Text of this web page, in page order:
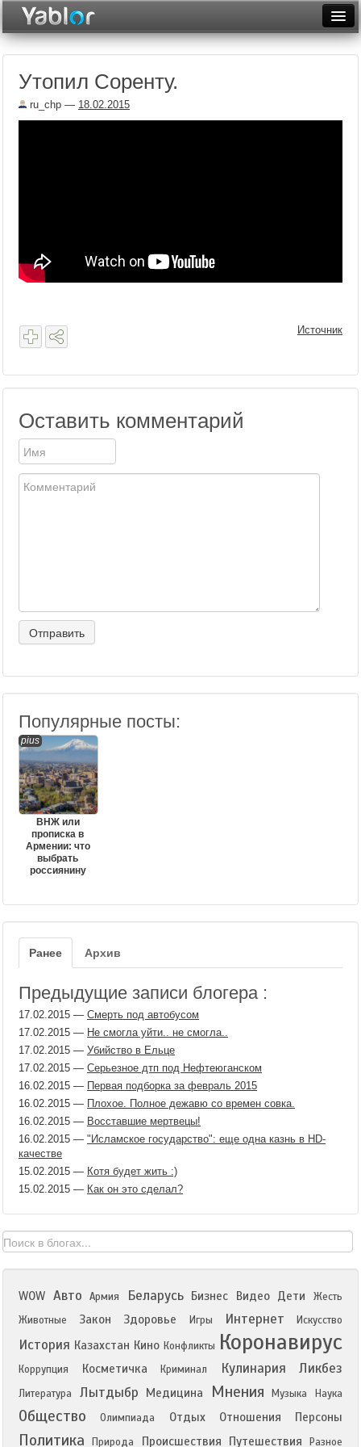
Неделя
Утопил Соренту.
ru_chp — 18.02.2015
Источник
Оставить комментарий
Популярные посты:
pius
ВНЖ или
прописка в
Армении: что
выбрать
россиянину
Ранее Архив
Предыдущие записи блогера :
17.02.2015 — Смерть под автобусом
17.02.2015 — Не смогла уйти.. не смогла..
17.02.2015 — Убийство в Ельце
17.02.2015 — Серьезное дтп под Нефтеюганском
16.02.2015 — Первая подборка за февраль 2015
16.02.2015 — Плохое. Полное дежавю со времен совка.
16.02.2015 — Восставшие мертвецы!
16.02.2015 — "Исламское государство": еще одна казнь в HD-
качестве
15.02.2015 — Котя будет жить :)
15.02.2015 — Как он это сделал?
WOW Авто Армия Беларусь Бизнес Видео Дети
Жесть
Животные
Закон Здоровье Игры Интернет Искусство
История Казахстан Кино Конфликты Коронавирус
Коррупция Косметичка Криминал Кулинария Ликбез
Литература Лытдыбр Медицина Мнения Музыка Наука
Общество Олимпиада Отдых Отношения Персоны
Политика Природа Происшествия Путешествия Разное